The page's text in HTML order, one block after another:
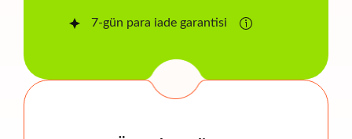
7-gün para iade garantisi